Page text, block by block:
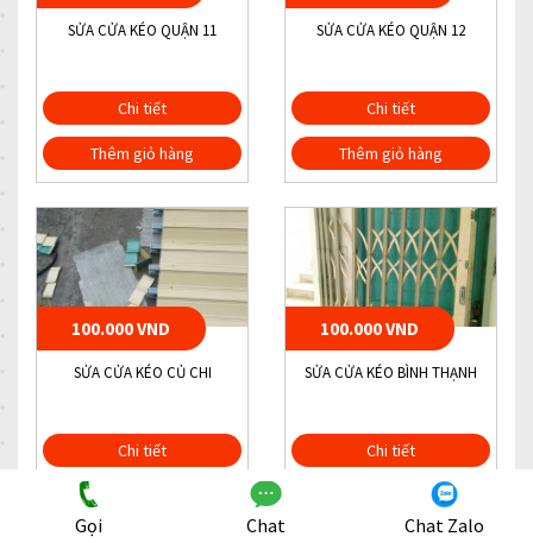
SỬA CỬA KÉO QUẬN 11
Chi tiết
Thêm giỏ hàng
SỬA CỬA KÉO QUẬN 12
Chi tiết
Thêm giỏ hàng
100.000 VND
SỬA CỬA KÉO CỦ CHI
Chi tiết
Thêm giỏ hàng
100.000 VND
SỬA CỬA KÉO BÌNH THẠNH
Chi tiết
Thêm giỏ hàng
Gọi Chat Chat Zalo